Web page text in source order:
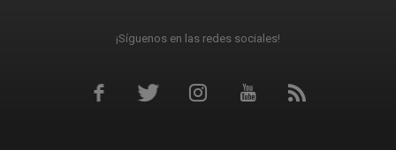
¡Síguenos en las redes sociales!